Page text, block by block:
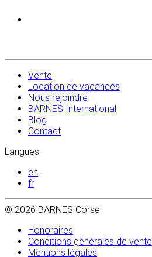
Vente
Location de vacances
Nous rejoindre
BARNES International
Blog
Contact
Langues
en
fr
© 2026 BARNES Corse
Honoraires
Conditions générales de vente
Mentions légales